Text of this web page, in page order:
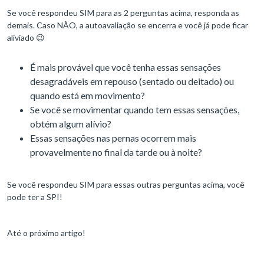
Se você respondeu SIM para as 2 perguntas acima, responda as
demais. Caso NÃO, a autoavaliação se encerra e você já pode ficar
aliviado 😉
É mais provável que você tenha essas sensações
desagradáveis em repouso (sentado ou deitado) ou
quando está em movimento?
Se você se movimentar quando tem essas sensações,
obtém algum alívio?
Essas sensações nas pernas ocorrem mais
provavelmente no final da tarde ou à noite?
Se você respondeu SIM para essas outras perguntas acima, você
pode ter a SPI!
Até o próximo artigo!